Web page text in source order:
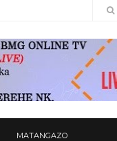
MATANGAZO